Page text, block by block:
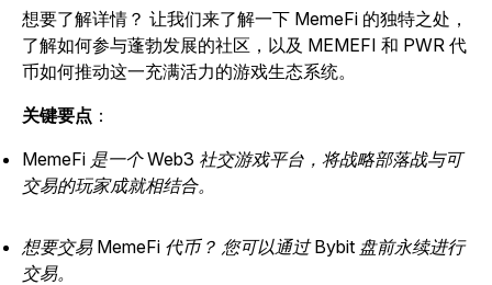
想要了解详情？ 让我们来了解一下 MemeFi 的独特之处，
了解如何参与蓬勃发展的社区，以及 MEMEFI 和 PWR 代
币如何推动这一充满活力的游戏生态系统。
关键要点 ：
MemeFi 是一个 Web3 社交游戏平台，将战略部落战与可
交易的玩家成就相结合。
想要交易 MemeFi 代币？ 您可以通过 Bybit 盘前永续进行
交易。